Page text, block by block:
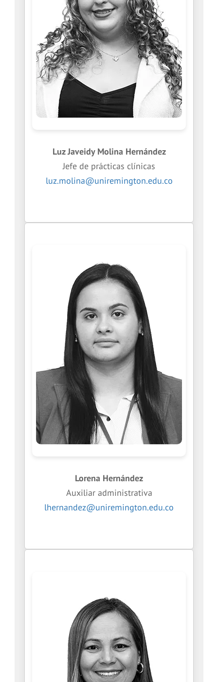
Luz Javeidy Molina Hernández
Jefe de prácticas clínicas
luz.molina@uniremington.edu.co
Lorena Hernández
Auxiliar administrativa
lhernandez@uniremington.edu.co